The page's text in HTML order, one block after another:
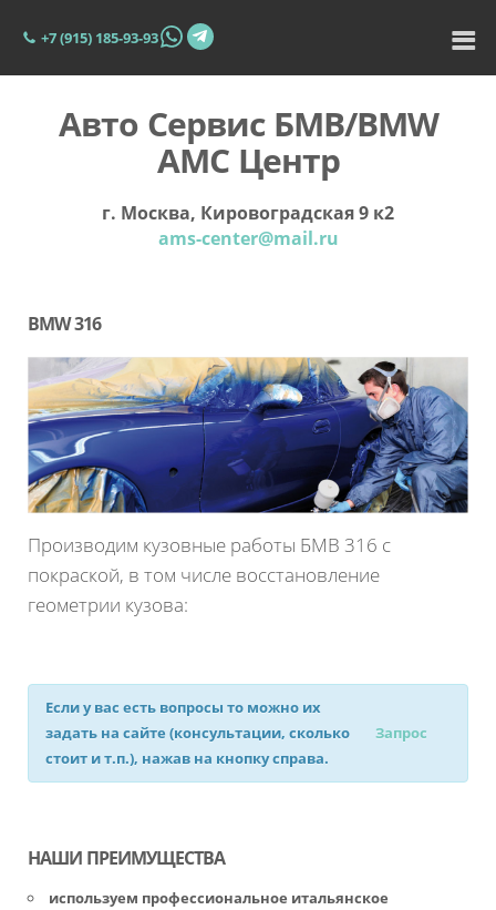
+7 (915) 185-93-93
Авто Сервис БМВ/BMW
АМС Центр
г. Москва, Кировоградская 9 к2
ams-center@mail.ru
BMW 316
Производим кузовные работы БМВ 316 с
покраской, в том числе восстановление
геометрии кузова:
Если у вас есть вопросы то можно их
задать на сайте (консультации, сколько
стоит и т.п.), нажав на кнопку справа.
Запрос
НАШИ ПРЕИМУЩЕСТВА
используем профессиональное итальянское